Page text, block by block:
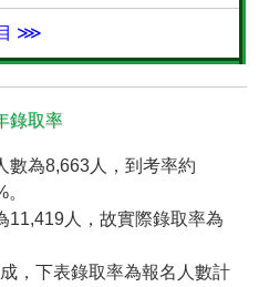
目 ⋙
錄取率
為8,663人，到考率約
人，故實際錄取率為
，下表錄取率為報名人數計